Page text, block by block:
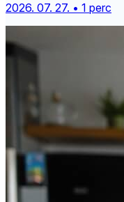
2026. 07. 27. • 1 perc